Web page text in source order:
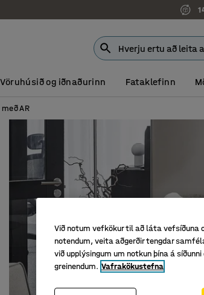
Vöruhúsið og iðnaðurinn Fataklefinn
AR
Við notum vefkökur til að láta vefsíðuna
notendum, veita aðgerðir tengdar
við upplýsingum um notkun þína á
greinendum. Vafrakökustefna